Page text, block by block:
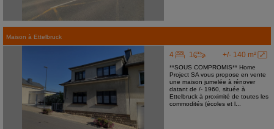
Maison à Ettelbruck
+/- 140 m²
4 1
**SOUS COMPROMIS** Home
Project SA vous propose en vente
une maison jumelée à rénover
datant de /- 1960, située à
Ettelbruck à proximité de toutes les
commodités (écoles et l...